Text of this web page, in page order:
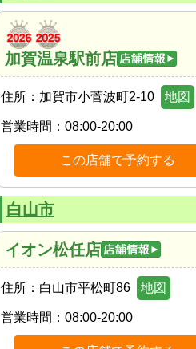
加賀温泉駅前店
住所： 加賀市小菅波町2-10 地図
営業時間： 08:00-20:00
この店舗で予約する
白山市
イオン松任店
住所： 白山市平松町86 地図
営業時間： 08:00-20:00